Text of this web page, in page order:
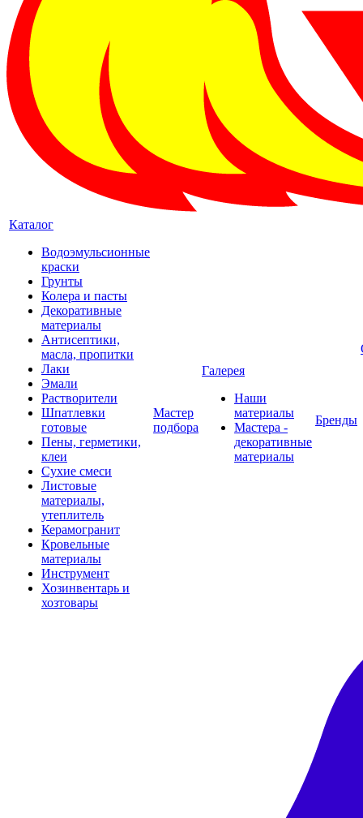
Каталог
Водоэмульсионные
краски
Грунты
Колера и пасты
Декоративные
материалы
Антисептики,
масла, пропитки
Лаки
Эмали
Растворители
Шпатлевки
готовые
Пены, герметики,
клеи
Сухие смеси
Листовые
материалы,
утеплитель
Керамогранит
Кровельные
материалы
Инструмент
Хозинвентарь и
хозтовары
Мастер
подбора
Галерея
Наши
материалы
Мастера -
декоративные
материалы
Бренды